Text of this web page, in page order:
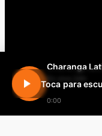
Charanga
En vivo 24h
0:00
Toca para